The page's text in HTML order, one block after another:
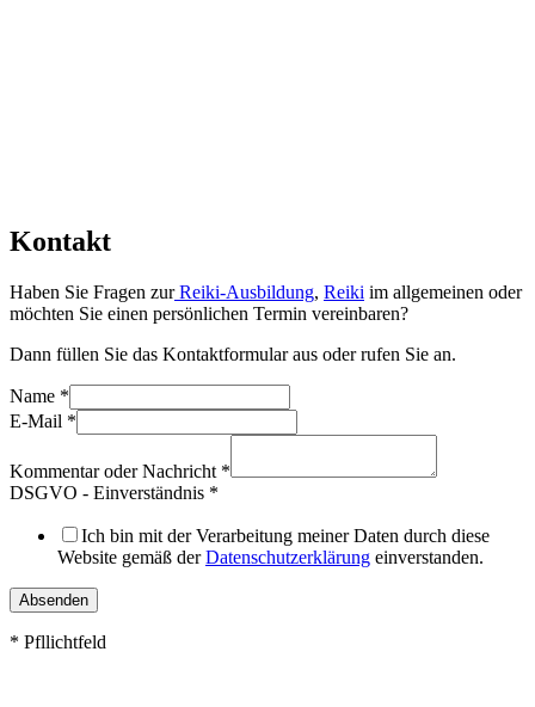
Kontakt
Haben Sie Fragen zurReiki-Ausbildung, Reiki im allgemeinen oder
möchten Sie einen persönlichen Termin vereinbaren?
Dann füllen Sie das Kontaktformular aus oder rufen Sie an.
Name *
E-Mail *
Kommentar oder Nachricht *
DSGVO - Einverständnis *
Ich bin mit der Verarbeitung meiner Daten durch diese
Website gemäß derDatenschutzerklärung einverstanden.
Absenden
* Pfllichtfeld